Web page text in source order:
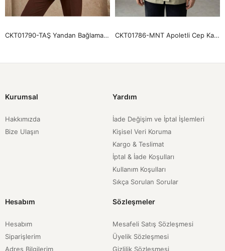
CKT01790-TAŞ Yandan Bağlamalı Ceket-Taş CKT01786-MNT Apoletli Cep Kapaklı Ceket-Mint
Kurumsal
Hakkımızda
Bize Ulaşın
Yardım
İade Değişim ve İptal İşlemleri
Kişisel Veri Koruma
Kargo & Teslimat
İptal & İade Koşulları
Kullanım Koşulları
Sıkça Sorulan Sorular
Hesabım
Hesabım
Siparişlerim
Adres Bilgilerim
Sözleşmeler
Mesafeli Satış Sözleşmesi
Üyelik Sözleşmesi
Gizlilik Sözleşmesi